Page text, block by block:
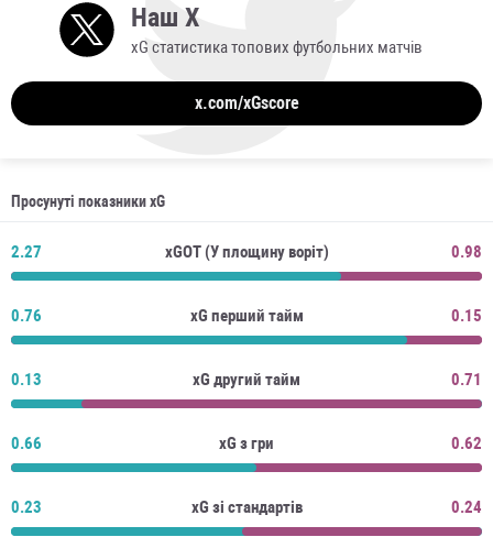
Наш X
xG статистика топових футбольних матчів
x.com/xGscore
Просунуті показники xG
2.27 xGOT (У площину воріт) 0.98
0.76 xG перший тайм 0.15
0.13 xG другий тайм 0.71
0.66 xG з гри 0.62
0.23 xG зі стандартів 0.24